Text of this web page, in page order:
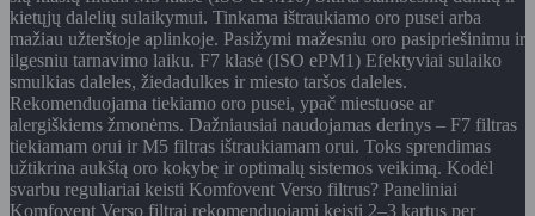
kietųjų dalelių sulaikymui. Tinkama ištraukiamo oro pusei arba
mažiau užterštoje aplinkoje. Pasižymi mažesniu oro pasipriešinimu ir
ilgesniu tarnavimo laiku. F7 klasė (ISO ePM1) Efektyviai sulaiko
smulkias daleles, žiedadulkes ir miesto taršos daleles.
Rekomenduojama tiekiamo oro pusei, ypač miestuose ar
alergiškiems žmonėms. Dažniausiai naudojamas derinys – F7 filtras
tiekiamam orui ir M5 filtras ištraukiamam orui. Toks sprendimas
užtikrina aukštą oro kokybę ir optimalų sistemos veikimą. Kodėl
svarbu reguliariai keisti Komfovent Verso filtrus? Paneliniai
Komfovent Verso filtrai rekomenduojami keisti 2–3 kartus per